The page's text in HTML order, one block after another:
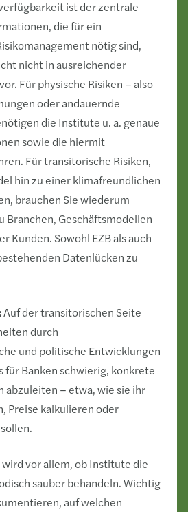
ist der zentrale
die für ein
nötig sind,
nicht in ausreichender
Für physische Risiken – also
oder andauernde
die Institute u. a. genaue
sowie die hiermit
Für transitorische Risiken,
hin zu einer klimafreundlichen
brauchen Sie wiederum
Branchen, Geschäftsmodellen
Kunden. Sowohl EZB als auch
Datenlücken zu
Auf der transitorischen Seite
durch
und politische Entwicklungen
für Banken schwierig, konkrete
abzuleiten – etwa, wie sie ihr
Preise kalkulieren oder
vor allem, ob Institute die
sauber behandeln. Wichtig
auf welchen